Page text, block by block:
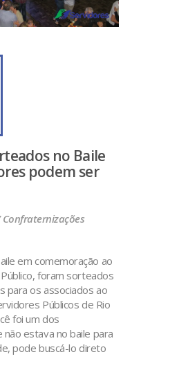
no Baile
podem ser
Confraternizações
em comemoração ao
foram sorteados
para os associados ao
Públicos de Rio
foi um dos
estava no baile para
pode buscá-lo direto